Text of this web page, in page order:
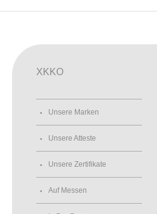
XKKO
Unsere Marken
Unsere Atteste
Unsere Zertifikate
Auf Messen